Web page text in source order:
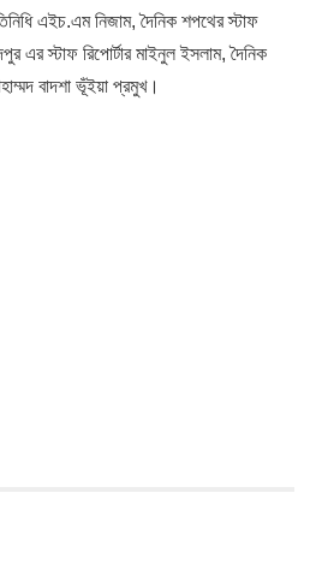
এইচ.এম নিজাম, দৈনিক শপথের স্টাফ
এর স্টাফ রিপোর্টার মাইনুল ইসলাম, দৈনিক
বাদশা ভূঁইয়া প্রমুখ।